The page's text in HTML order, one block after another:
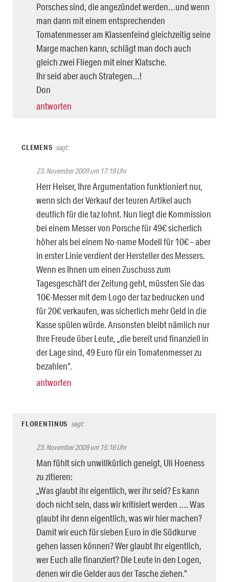
Porsches sind, die angezündet werden…und wenn
man dann mit einem entsprechenden
Tomatenmesser am Klassenfeind gleichzeitig seine
Marge machen kann, schlägt man doch auch
gleich zwei Fliegen mit einer Klatsche.
Ihr seid aber auch Strategen…!
Don
antworten
CLEMENS sagt:
23. November 2009 um 17:19 Uhr
Herr Heiser, Ihre Argumentation funktioniert nur,
wenn sich der Verkauf der teuren Artikel auch
deutlich für die taz lohnt. Nun liegt die Kommission
bei einem Messer von Porsche für 49€ sicherlich
höher als bei einem No-name Modell für 10€ – aber
in erster Linie verdient der Hersteller des Messers.
Wenn es Ihnen um einen Zuschuss zum
Tagesgeschäft der Zeitung geht, müssten Sie das
10€-Messer mit dem Logo der taz bedrucken und
für 20€ verkaufen, was sicherlich mehr Geld in die
Kasse spülen würde. Ansonsten bleibt nämlich nur
Ihre Freude über Leute, „die bereit und finanziell in
der Lage sind, 49 Euro für ein Tomatenmesser zu
bezahlen“.
antworten
FLORENTINUS sagt:
23. November 2009 um 15:16 Uhr
Man fühlt sich unwillkürlich geneigt, Uli Hoeness
zu zitieren:
„Was glaubt ihr eigentlich, wer ihr seid? Es kann
doch nicht sein, dass wir kritisiert werden …. Was
glaubt ihr denn eigentlich, was wir hier machen?
Damit wir euch für sieben Euro in die Südkurve
gehen lassen können? Wer glaubt Ihr eigentlich,
wer Euch alle finanziert? Die Leute in den Logen,
denen wir die Gelder aus der Tasche ziehen.“